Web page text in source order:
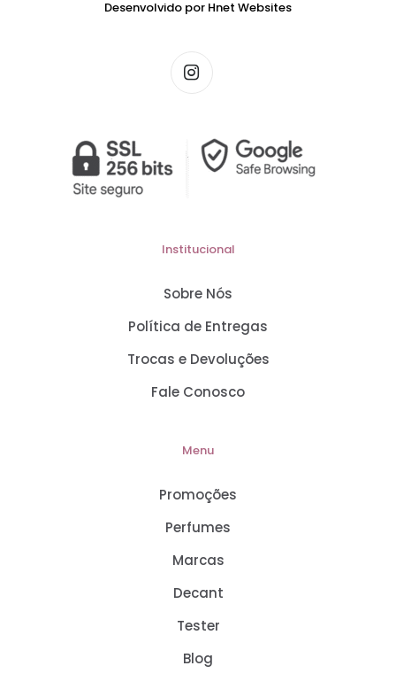
Desenvolvido por Hnet Websites
Institucional
Sobre Nós
Política de Entregas
Trocas e Devoluções
Fale Conosco
Menu
Promoções
Perfumes
Marcas
Decant
Tester
Blog